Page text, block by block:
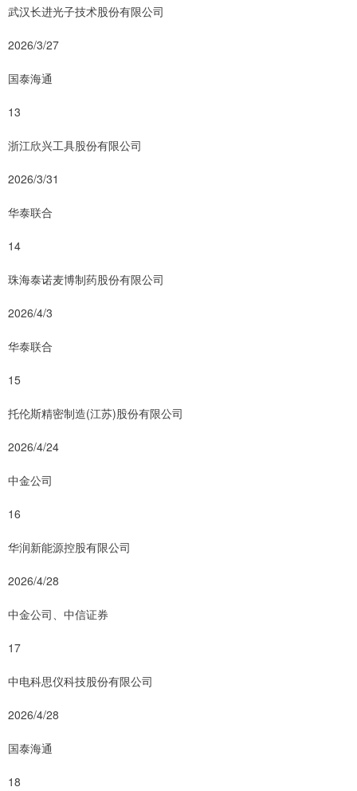
武汉长进光子技术股份有限公司
2026/3/27
国泰海通
13
浙江欣兴工具股份有限公司
2026/3/31
华泰联合
14
珠海泰诺麦博制药股份有限公司
2026/4/3
华泰联合
15
托伦斯精密制造(江苏)股份有限公司
2026/4/24
中金公司
16
华润新能源控股有限公司
2026/4/28
中金公司、中信证券
17
中电科思仪科技股份有限公司
2026/4/28
国泰海通
18